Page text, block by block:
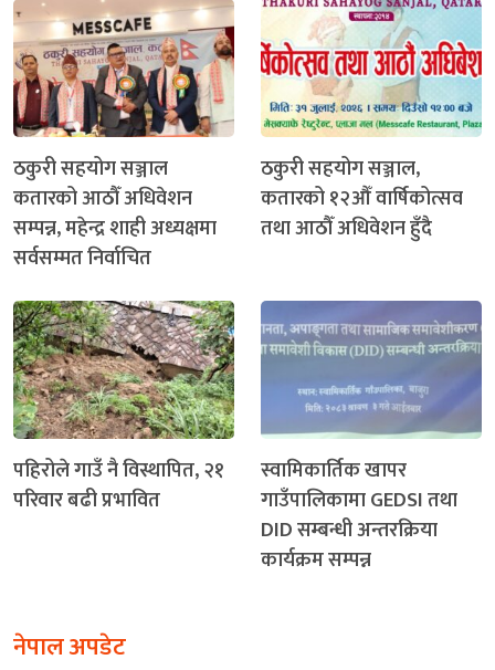
ठकुरी सहयोग सञ्जाल
कतारको आठौँ अधिवेशन
सम्पन्न, महेन्द्र शाही अध्यक्षमा
सर्वसम्मत निर्वाचित
ठकुरी सहयोग सञ्जाल,
कतारको १२औँ वार्षिकोत्सव
तथा आठौँ अधिवेशन हुँदै
पहिरोले गाउँ नै विस्थापित, २१
परिवार बढी प्रभावित
स्वामिकार्तिक खापर
गाउँपालिकामा GEDSI तथा
DID सम्बन्धी अन्तरक्रिया
कार्यक्रम सम्पन्न
नेपाल अपडेट